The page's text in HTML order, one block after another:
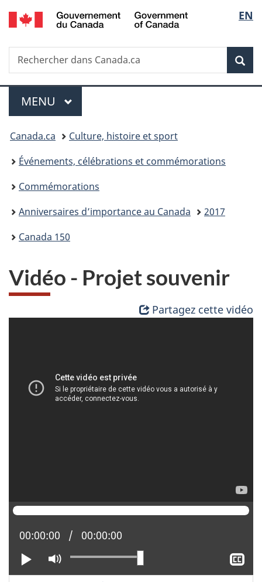
Passer
au
principal
Passer
à
Au
du
Passer
à
version
simplifiée
de
la
EN
Recherche
Rechercher
dans
Menu
MENU PRINCIPAL
Vous
êtes
ici :
Canada.ca
Culture, histoire et sport
Événements, célébrations et commémorations
Commémorations
Anniversaires d’importance au Canada
2017
Canada 150
Vidéo - Projet souvenir
Partagez cette vidéo
Lire
Activer
le
Position actuelle :
00:00:00 Temps total :
00:00:00
le